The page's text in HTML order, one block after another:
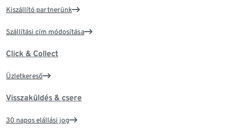
Kiszállító partnerünk
Szállítási cím módosítása
Click & Collect
Üzletkereső
Visszaküldés & csere
30 napos elállási jog